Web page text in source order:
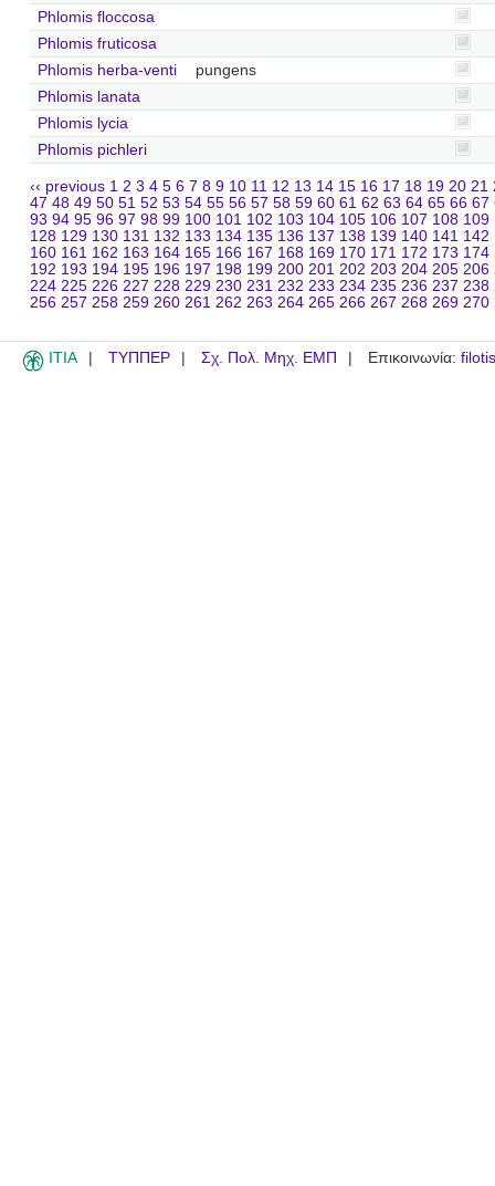
Phlomis floccosa
Phlomis fruticosa
Phlomis herba-venti
pungens
Phlomis lanata
Phlomis lycia
Phlomis pichleri
‹‹ previous 1 2 3 4 5 6 7 8 9 10 11 12 13 14 15 16 17 18 19 20 21
47 48 49 50 51 52 53 54 55 56 57 58 59 60 61 62 63 64 65 66 67
93 94 95 96 97 98 99 100 101 102 103 104 105 106 107 108 109
128 129 130 131 132 133 134 135 136 137 138 139 140 141 142
160 161 162 163 164 165 166 167 168 169 170 171 172 173 174
192 193 194 195 196 197 198 199 200 201 202 203 204 205 206
224 225 226 227 228 229 230 231 232 233 234 235 236 237 238
256 257 258 259 260 261 262 263 264 265 266 267 268 269 270
ITIA ΤΥΠΠΕΡ Σχ. Πολ. Μηχ. ΕΜΠ Επικοινωνία: